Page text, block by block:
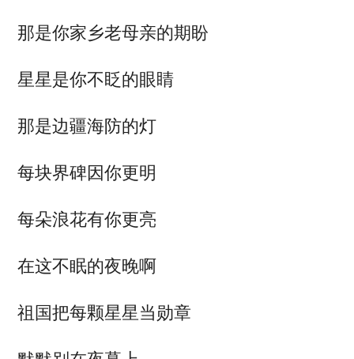
那是你家乡老母亲的期盼
星星是你不眨的眼睛
那是边疆海防的灯
每块界碑因你更明
每朵浪花有你更亮
在这不眠的夜晚啊
祖国把每颗星星当勋章